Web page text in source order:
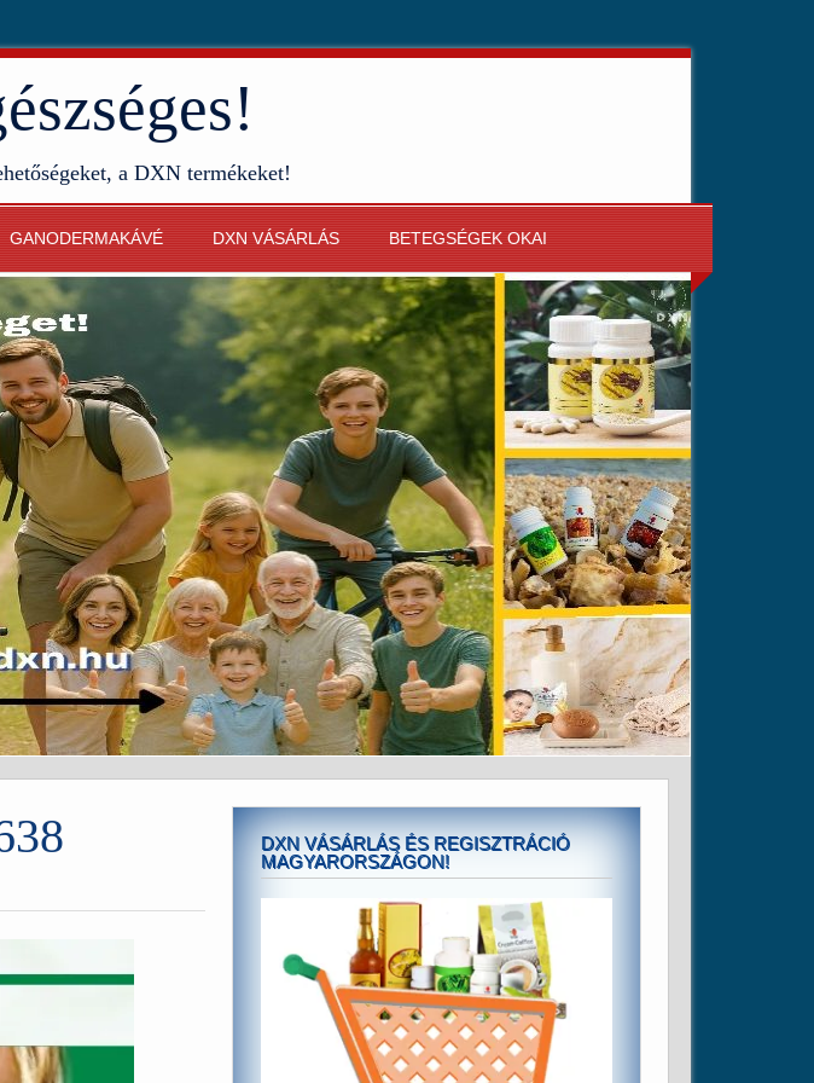
a DXN termékeket!
GANODERMAKÁVÉ DXN VÁSÁRLÁS BETEGSÉGEK OKAI
DXN VÁSÁRLÁS ÉS REGISZTRÁCIÓ
MAGYARORSZÁGON!